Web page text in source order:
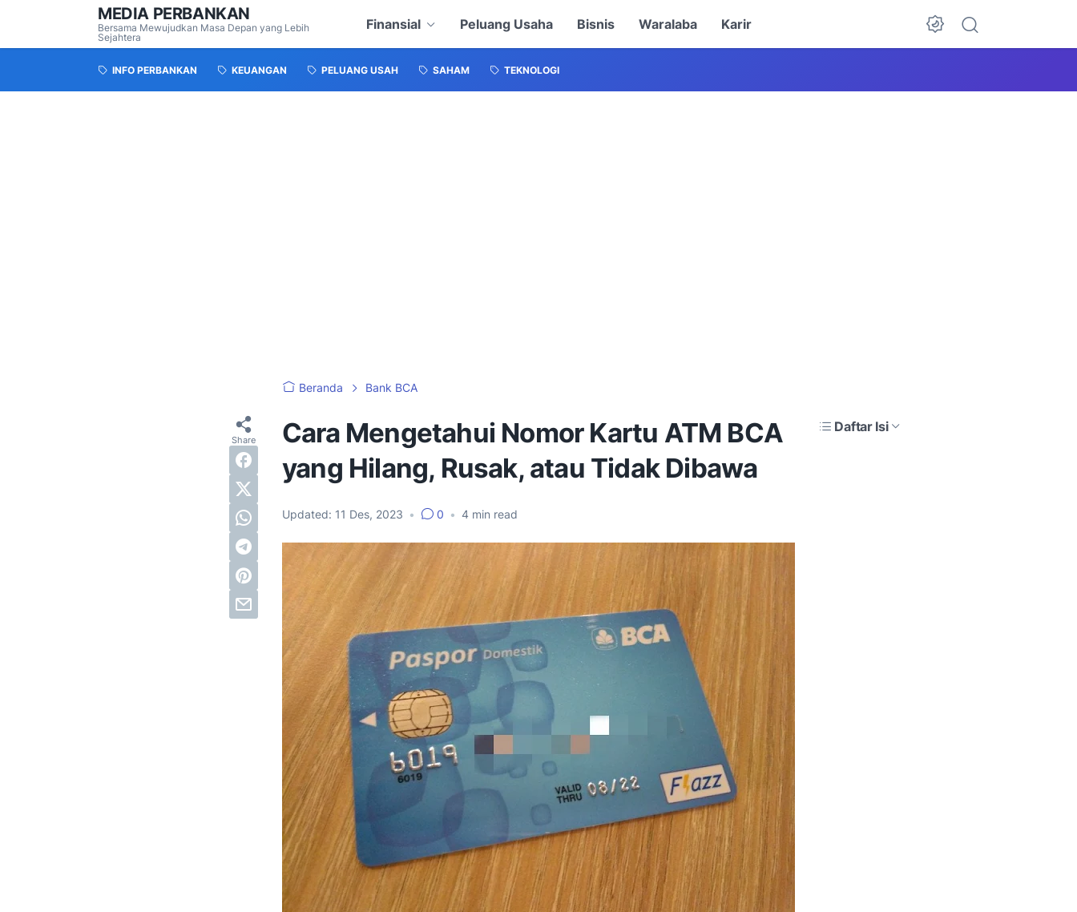
MEDIA PERBANKAN
Bersama Mewujudkan Masa Depan yang Lebih
Sejahtera
Finansial Peluang Usaha Bisnis Waralaba Karir
INFO PERBANKAN KEUANGAN PELUANG USAH SAHAM TEKNOLOGI
Beranda Bank BCA
Cara Mengetahui Nomor Kartu ATM BCA
yang Hilang, Rusak, atau Tidak Dibawa
Updated: 11 Des, 2023 • 0 • 4 min read
Daftar Isi